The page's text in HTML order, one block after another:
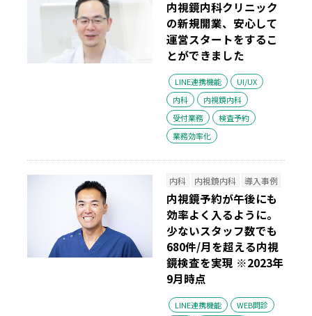
内視鏡内科クリニック
の新規開業、安心して
運営スタートをするこ
とができました
LINE連携機能
UI/UX
内科
内視鏡内科
受付業務
検査予約
業務効率化
内科 内視鏡内科 導入事例
内視鏡予約が午後にも
効率よく入るように。
少ないスタッフ数でも
680件/月を超える内視
鏡検査を実現 ※2023年
9月時点
LINE連携機能
WEB問診